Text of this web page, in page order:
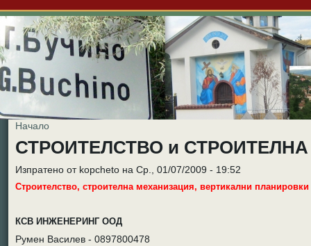
Начало
СТРОИТЕЛСТВО и
Изпратено от kopcheto на Ср., 01/07/2009 - 19:52
Строителство, строителна механизация, вертикални
КСВ ИНЖЕНЕРИНГ ООД
Румен Василев - 0897800478